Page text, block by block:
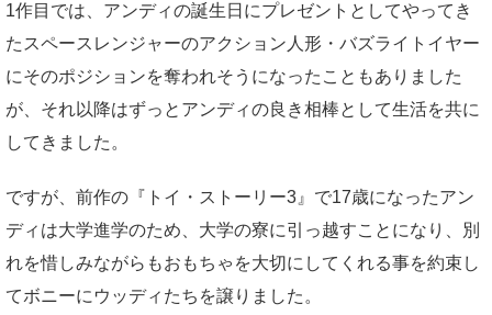
1作目では、アンディの誕生日にプレゼントとしてやってき
たスペースレンジャーのアクション人形・バズライトイヤー
にそのポジションを奪われそうになったこともありました
が、それ以降はずっとアンディの良き相棒として生活を共に
してきました。
ですが、前作の『トイ・ストーリー3』で17歳になったアン
ディは大学進学のため、大学の寮に引っ越すことになり、別
れを惜しみながらもおもちゃを大切にしてくれる事を約束し
てボニーにウッディたちを譲りました。